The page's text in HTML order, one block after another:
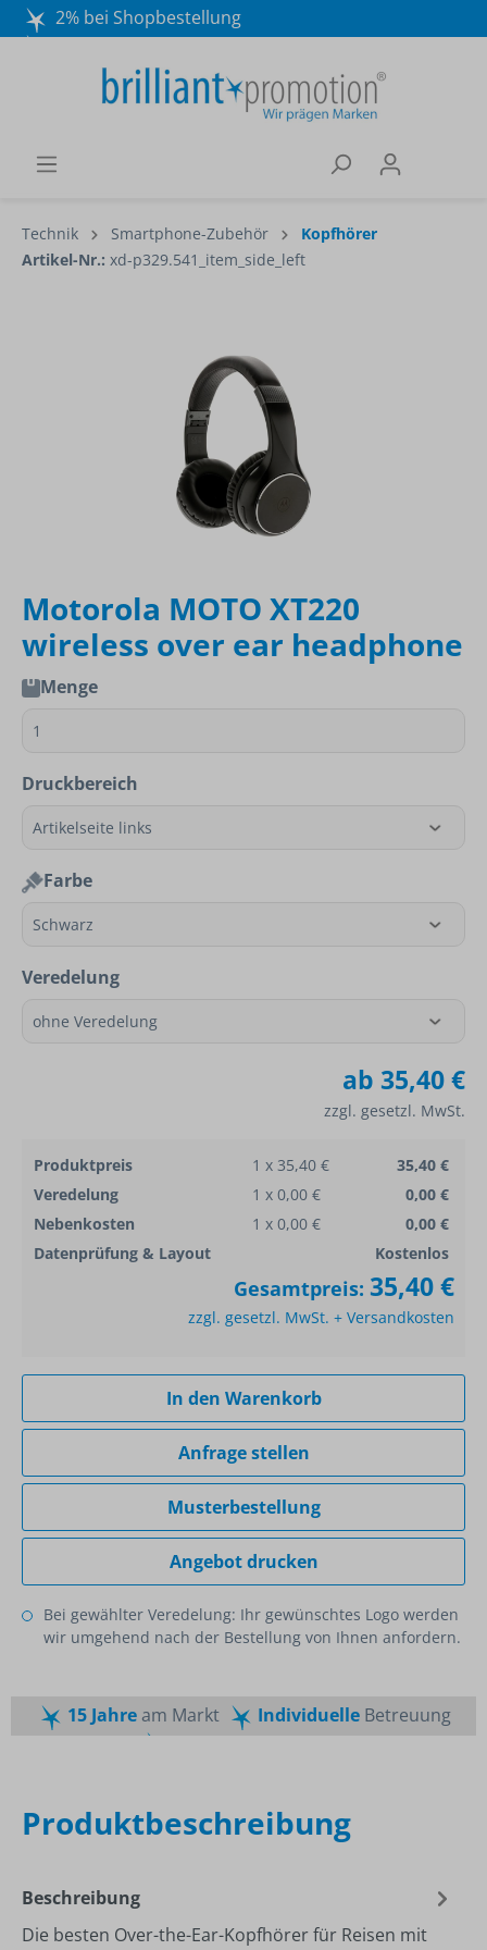
2% bei Shopbestellung
Wir beraten Sie gerne:
040 / 570 18 25 70
Technik Smartphone-Zubehör
Kopfhörer
Artikel-Nr.: xd-p329.541_item_side_left
Motorola MOTO XT220
wireless over ear headphone
Menge
Druckbereich
Farbe
Veredelung
ab 35,40 €
zzgl. gesetzl. MwSt.
Produktpreis 1 x 35,40 €
35,40 €
Veredelung
1 x 0,00 €
0,00 €
Nebenkosten
1 x 0,00 €
0,00 €
Datenprüfung & Layout
Kostenlos
Gesamtpreis: 35,40 €
zzgl. gesetzl. MwSt. + Versandkosten
In den Warenkorb
Anfrage stellen
Musterbestellung
Angebot drucken
Bei gewählter Veredelung: Ihr gewünschtes Logo werden
wir umgehend nach der Bestellung von Ihnen anfordern.
15 Jahream Markt IndividuelleBetreuung
Produktbeschreibung
Beschreibung
Die besten Over-the-Ear-Kopfhörer für Reisen mit